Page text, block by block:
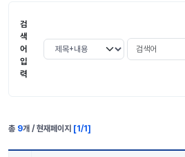
검
색
어
입
력
검색 조건 선택 검색어
총 9개 / 현재페이지 [1 /1 ]